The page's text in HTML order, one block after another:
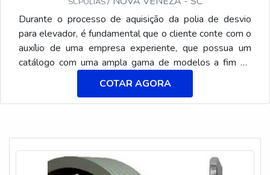
Durante o processo de aquisição da polia de desvio
para elevador, é fundamental que o cliente conte com o
auxílio de uma empresa experiente, que possua um
catálogo com uma ampla gama de modelos a fim de
oferecer um item compatível a todas as marcas do
COMERCIALIZAÇÃO DO PRODUTOLocalizada no
SCPolias desenvolve produtos com as melhores
matérias-primas do mercado. Não se limitando a isso, a
empresa atua con
COTAR AGORA